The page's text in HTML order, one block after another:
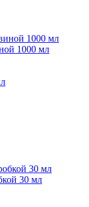
1000 мл
30 мл